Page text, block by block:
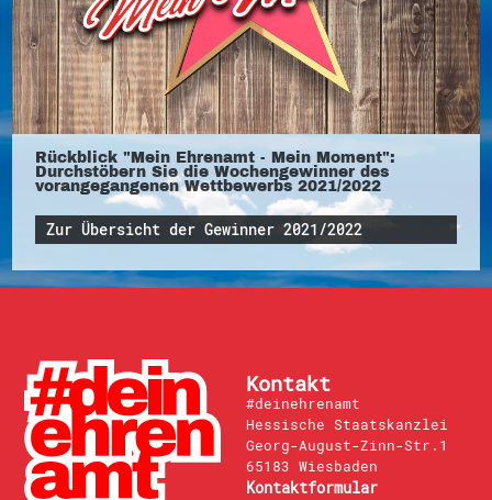
Rückblick "Mein Ehrenamt - Mein Moment":
Durchstöbern Sie die Wochengewinner des
vorangegangenen Wettbewerbs 2021/2022
Zur Übersicht der Gewinner 2021/2022
Kontakt
#deinehrenamt
Hessische Staatskanzlei
Georg-August-Zinn-Str.1
65183 Wiesbaden
Kontaktformular